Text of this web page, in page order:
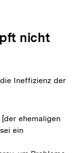
nicht
Ineffizienz der
ehemaligen
ein